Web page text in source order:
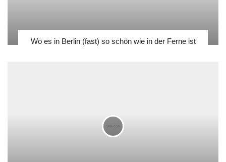
Wo es in Berlin (fast) so schön wie in der Ferne ist